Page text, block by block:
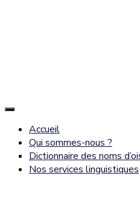
Déplier
navigationAccueil
Qui sommes-nous ?
Dictionnaire des noms
Nos services linguistiques